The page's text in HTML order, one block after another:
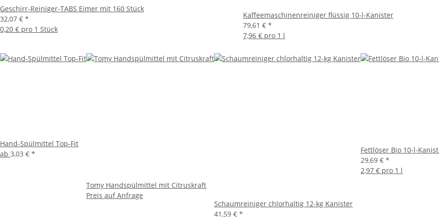
Geschirr-Reiniger-TABS Eimer mit 160 Stück
32,07 € *
0,20 € pro 1 Stück
Kaffeemaschinenreiniger flüssig 10-l-Kanister
79,61 € *
7,96 € pro 1 l
Hand-Spülmittel Top-Fit
ab 3,03 € *
Tomy Handspülmittel mit Citruskraft
Preis auf Anfrage
Schaumreiniger chlorhaltig 12-kg Kanister
41,59 € *
Fettlöser Bio 10-l-
29,69 € *
2,97 € pro 1 l